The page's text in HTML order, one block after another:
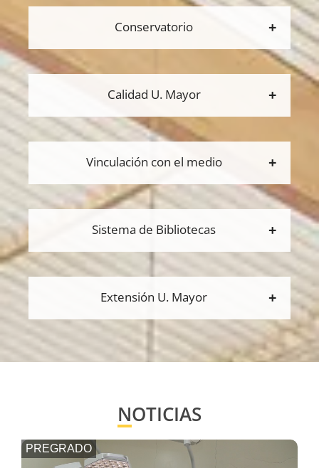
Conservatorio
Calidad U. Mayor
Vinculación con el medio
Sistema de Bibliotecas
Extensión U. Mayor
NOTICIAS
PREGRADO